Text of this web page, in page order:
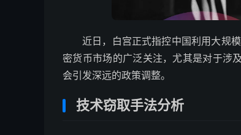
近日，白宫正式指控中国利用大规
密货币市场的广泛关注，尤其是对于涉
会引发深远的政策调整。
技术窃取手法分析